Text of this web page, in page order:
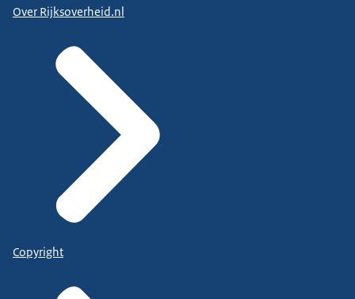
Over Rijksoverheid.nl
Copyright